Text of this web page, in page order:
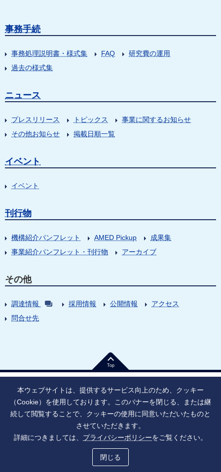
事務手続
事務処理説明書・様式集 FAQ
研究費の運用
過去の様式集
ニュース
プレスリリース トピックス
事業に関するお知らせ
その他お知らせ
掲載日順一覧
イベント
イベント
刊行物
機構紹介パンフレット AMED Pickup
成果集
事業紹介パンフレット・刊行物
アーカイブ
その他
調達情報 採用情報 公開情報
アクセス
問合せ先
Top
法人番号：9010005023796 東京都千代田区大手町1丁目7番1号
寄附のお願い
ご利用上の注意
ソーシャル・ネットワーキング・サービス運用ポリシー
アクセシビリティ
Copyright © Japan Agency for Medical Research and Development, All Rights Reserved.
本ウェブサイトは、提供するサービス向上のため、クッキー
（Cookie）を使用しております。このバナーを閉じる、または継
続して閲覧することで、クッキーの使用に同意いただいたものと
させていただきます。
詳細につきましては、 プライバシーポリシーをご覧ください。
閉じる